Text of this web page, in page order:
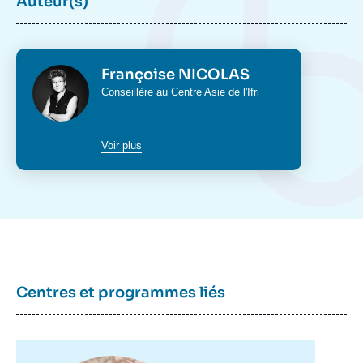
Photo Françoise NICOLAS
Intitulé
Conseillère au Centre Asie de l'Ifri
Voir plus
Centres et programmes liés
publication